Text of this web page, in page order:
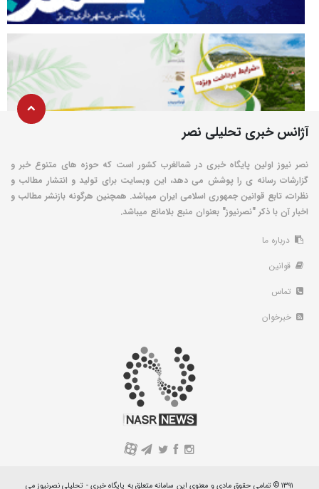
آژانس خبری تحلیلی نصر
نصر نیوز اولین پایگاه خبری در شمالغرب کشور است که حوزه های متنوع خبر و
گزارشات رسانه ی را پوشش می دهد، این وبسایت برای تولید و انتشار مطالب و
نظرات، تابع قوانین جمهوری اسلامی ایران میباشد. همچنین هرگونه بازنشر مطالب و
اخبار آن با ذکر "نصرنیوز" بعنوان منبع بلامانع میباشد.
درباره ما
قوانین
تماس
خبرخوان
A
۱۳۹۱ © تمامی حقوق مادی و معنوی این سامانه متعلق به پایگاه خبری - تحلیلی نصرنیوز می